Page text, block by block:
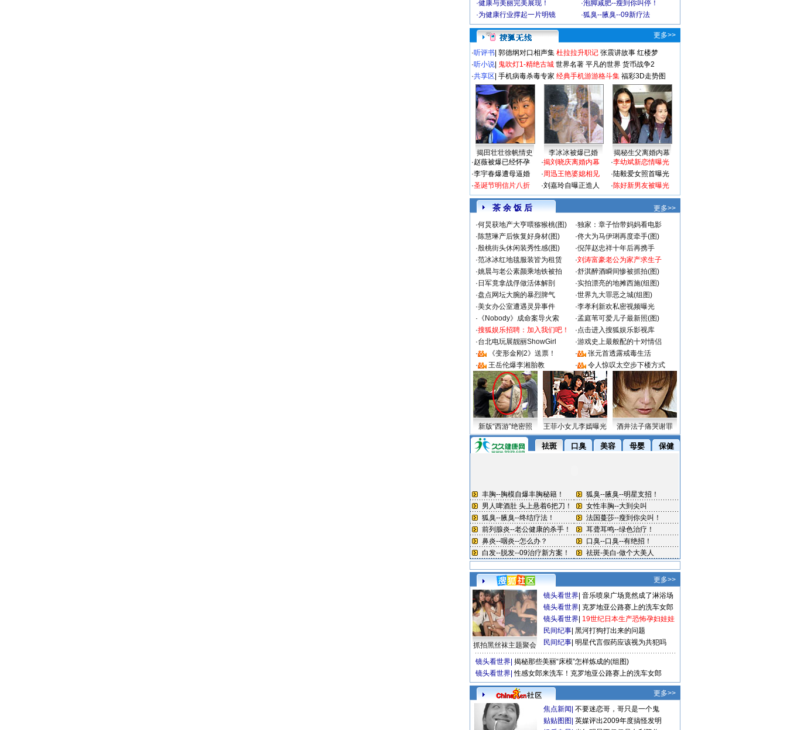
·健康与美丽完美展现！ ·泡脚减肥--瘦到你叫停！
·为健康行业撑起一片明镜 ·狐臭--腋臭--09新疗法
更多>>
·听评书 郭德纲对口相声集 杜拉拉升职记 张震讲故事 红楼梦
·听小说 鬼吹灯1-精绝古城 世界名著 平凡的世界 货币战争2
·共享区 手机病毒杀毒专家 经典手机游游格斗集 福彩3D走势图
揭田壮壮徐帆情史 李冰冰被爆已婚
揭秘生父离婚内幕
·赵薇被爆已经怀孕
·李宇春爆遭母逼婚
·圣诞节明信片八折
·揭刘晓庆离婚内幕
·周迅王艳婆媳相见
·刘嘉玲自曝正造人
·李幼斌新恋情曝光
·陆毅爱女照首曝光
·陈好新男友被曝光
茶 余 饭 后
更多>>
·何炅获地产大亨喂猕猴桃(图) ·独家：章子怡带妈妈看电影
·陈慧琳产后恢复好身材(图) ·佟大为马伊琍再度牵手(图)
·殷桃街头休闲装秀性感(图) ·倪萍赵忠祥十年后再携手
·范冰冰红地毯服装皆为租赁 ·刘涛富豪老公为家产求生子
·姚晨与老公素颜乘地铁被拍 ·舒淇醉酒瞬间惨被抓拍(图)
· 日军竟拿战俘做活体解剖 ·实拍漂亮的地摊西施(组图)
·盘点网坛大腕的暴烈脾气 ·世界九大罪恶之城(组图)
·美女办公室遭遇灵异事件 ·李孝利新欢私密视频曝光
· 《Nobody》成命案导火索 ·孟庭苇可爱儿子最新照(图)
·搜狐娱乐招聘：加入我们吧！ ·点击进入搜狐娱乐影视库
·台北电玩展靓丽ShowGirl ·游戏史上最般配的十对情侣
·
《变形金刚2》送票！ ·
张元首透露戒毒生活
·
王岳伦爆李湘胎教 · 令人惊叹太空步下楼方式
新版“西游”绝密照 王菲小女儿李嫣曝光 酒井法子痛哭谢罪
更多>>
抓拍黑丝袜主题聚会
镜头看世界 音乐喷泉广场竟然成了淋浴场
镜头看世界 克罗地亚公路赛上的洗车女郎
镜头看世界 19世纪日本生产恐怖孕妇娃娃
民间纪事 黑河打狗打出来的问题
民间纪事 明星代言假药应该视为共犯吗
镜头看世界 揭秘那些美丽“床模”怎样炼成的(组图)
镜头看世界 性感女郎来洗车！克罗地亚公路赛上的洗车女郎
更多>>
焦点新闻 不要迷恋哥，哥只是一个鬼
贴贴图图 英媒评出2009年度搞怪发明